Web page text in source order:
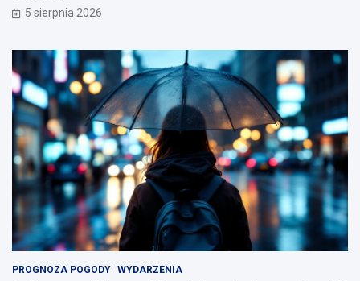
5 sierpnia 2026
PROGNOZA POGODY WYDARZENIA